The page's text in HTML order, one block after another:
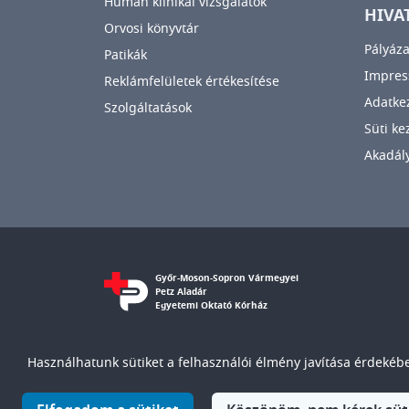
Használhatunk sütiket a felhasználói élmény javítása
IMAGE
Orvosi könyvtár
Patikák
Reklámfelületek értékesítése
Szolgáltatások
Süti
Győr-Moson-Sopron Vármegyei
Petz Aladár
Egyetemi Oktató Kórház
© Győr-Moson-Sopron Vármegyei Petz Aladár